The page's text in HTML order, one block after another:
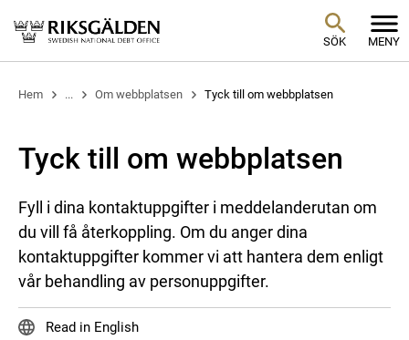
SÖK MENY
Hem ... Om webbplatsen Tyck till om webbplatsen
Tyck till om webbplatsen
Fyll i dina kontaktuppgifter i meddelanderutan om
du vill få återkoppling. Om du anger dina
kontaktuppgifter kommer vi att hantera dem enligt
vår behandling av personuppgifter.
Read in English